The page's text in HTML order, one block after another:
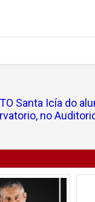
Santa Icía do
no